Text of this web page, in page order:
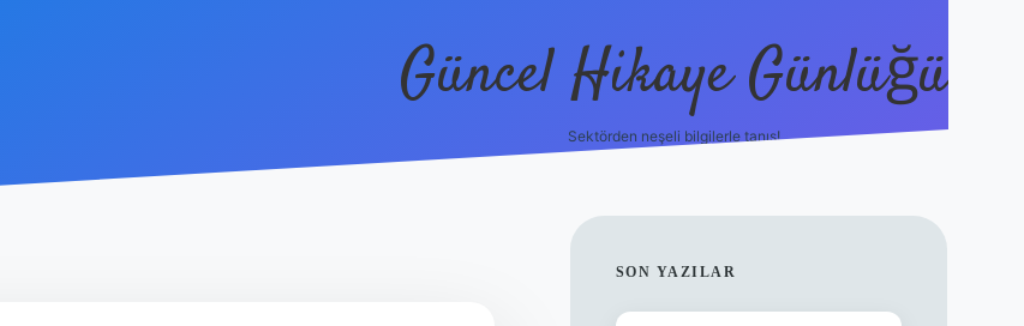
Güncel Hikaye Günlüğü
Sektörden neşeli bilgilerle tanış!
SIDEBAR
SON YAZILAR